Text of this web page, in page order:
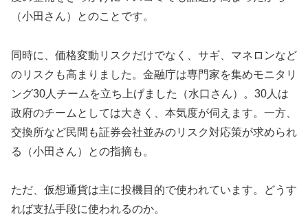
（小田さん）とのことです。
同時に、価格変動リスクだけでなく、サギ、マネロンなど
のリスクも高まりました。金融庁は専門家を集めモニタリ
ング30人チームを立ち上げました（水口さん）。30人は
政府のチームとしては大きく、本気度が伺えます。一方、
交換所など民間も証券会社並みのリスク対応策が求められ
る（小田さん）との指摘も。
ただ、仮想通貨は主に投機目的で使われています。どうす
れば支払手段に使われるのか。